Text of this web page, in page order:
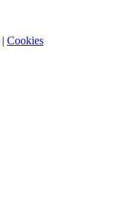
Cookies